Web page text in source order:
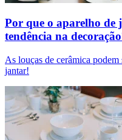
Por que o aparelho de
tendência na
As louças de cerâmica podem
jantar!